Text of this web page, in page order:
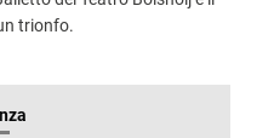
trionfo.